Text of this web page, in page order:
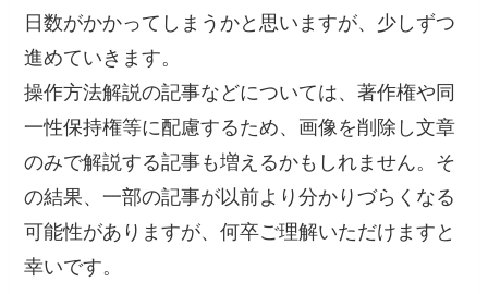
日数がかかってしまうかと思いますが、少しずつ
進めていきます。
操作方法解説の記事などについては、著作権や同
一性保持権等に配慮するため、画像を削除し文章
のみで解説する記事も増えるかもしれません。そ
の結果、一部の記事が以前より分かりづらくなる
可能性がありますが、何卒ご理解いただけますと
幸いです。